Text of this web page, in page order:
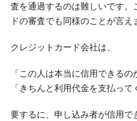
査を通過するのは難しいです
ドの審査でも同様のことが言え
クレジットカード会社は、
「この人は本当に信用できるの
「きちんと利用代金を支払って
要するに、申し込み者が信用で